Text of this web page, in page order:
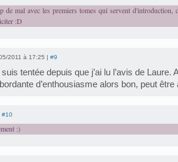
de mal avec les premiers tomes qui servent
:D
2011 à 17:25 | #9
tentée depuis que j’ai lu l’avis de Laure.
d’enthousiasme alors bon, peut être
#10
:)